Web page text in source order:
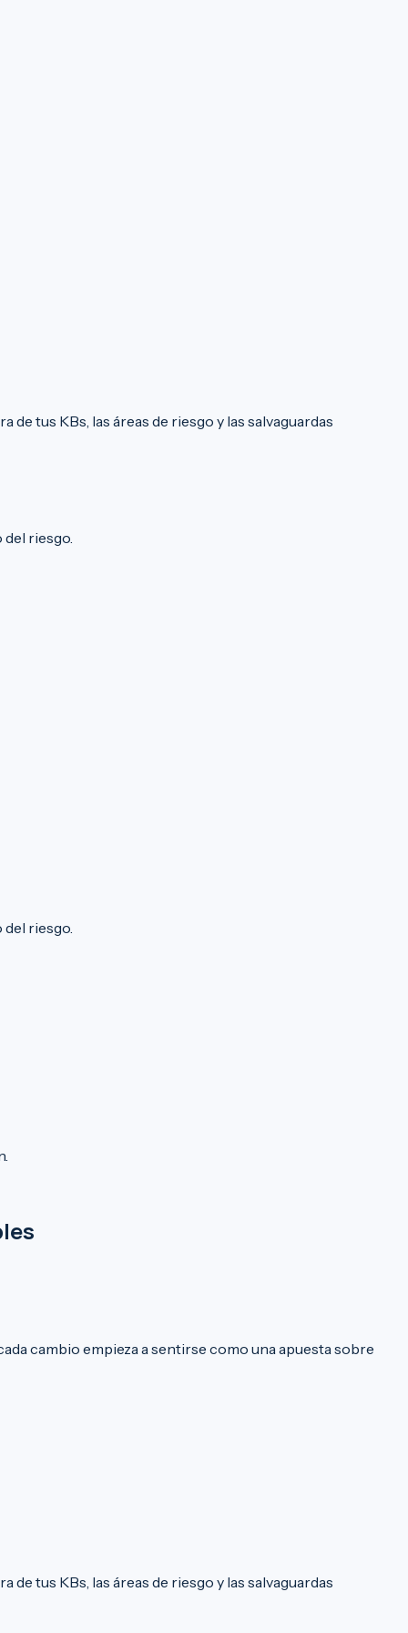
tus KBs, las áreas de riesgo y las salvaguardas
riesgo.
riesgo.
cambio empieza a sentirse como una apuesta sobre
tus KBs, las áreas de riesgo y las salvaguardas